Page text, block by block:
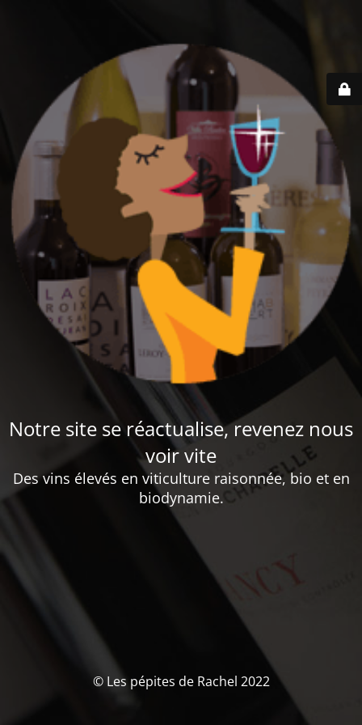
Notre site se réactualise, revenez nous
voir vite
Des vins élevés en viticulture raisonnée, bio et en
biodynamie.
© Les pépites de Rachel 2022